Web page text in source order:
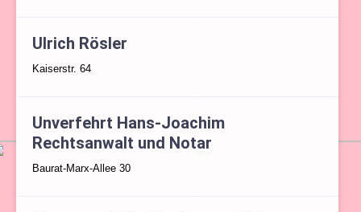
Ulrich Rösler
Kaiserstr. 64
Unverfehrt Hans-Joachim
Rechtsanwalt und Notar
Baurat-Marx-Allee 30